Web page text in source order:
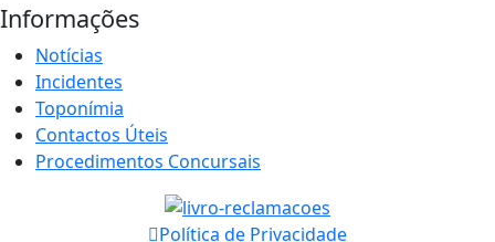
Informações
Notícias
Incidentes
Toponímia
Contactos Úteis
Procedimentos Concursais
Política de Privacidade